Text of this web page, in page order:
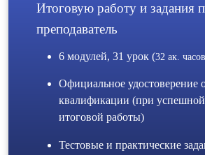
Итоговую работу и задания
преподаватель
6 модулей, 31 урок (32 ак. часов
Официальное удостоверение
квалификации (при успешной
итоговой работы)
Тестовые и практические